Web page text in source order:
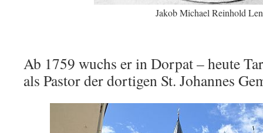
Jakob Michael Reinhold
Ab 1759 wuchs er in Dorpat – heute
als Pastor der dortigen St. Johannes